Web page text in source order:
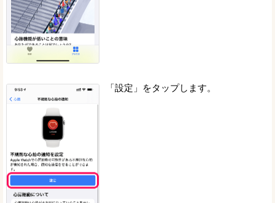
「設定」をタップします。